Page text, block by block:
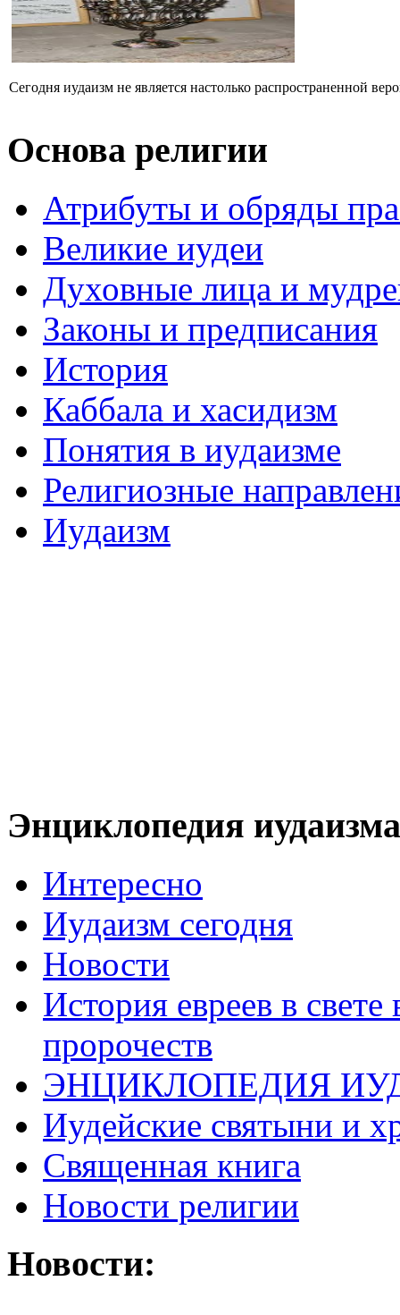
Сегодня иудаизм не является настолько распространенной
Основа религии
Атрибуты и обряды
Великие иудеи
Духовные лица и
Законы и предписания
История
Каббала и хасидизм
Понятия в иудаизме
Религиозные
Иудаизм
Энциклопедия иудаизма
Интересно
Иудаизм сегодня
Новости
История евреев в
пророчеств
ЭНЦИКЛОПЕДИЯ
Иудейские святыни и
Священная книга
Новости религии
Новости: